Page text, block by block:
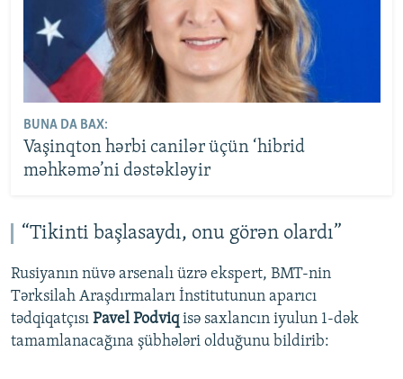
BUNA DA BAX:
Vaşinqton hərbi canilər üçün ‘hibrid
məhkəmə’ni dəstəkləyir
“Tikinti başlasaydı, onu görən olardı”
Rusiyanın nüvə arsenalı üzrə ekspert, BMT-nin
Tərksilah Araşdırmaları İnstitutunun aparıcı
tədqiqatçısı Pavel Podviqisə saxlancın iyulun 1-dək
tamamlanacağına şübhələri olduğunu bildirib: